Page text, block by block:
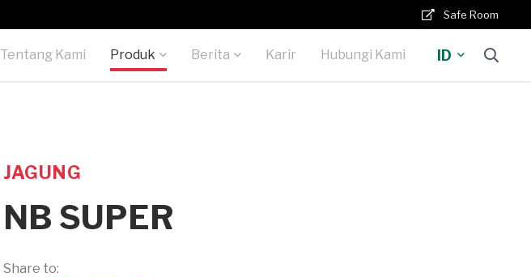
Safe Room
Tentang Kami Produk Berita Karir Hubungi Kami ID
JAGUNG
NB SUPER
Share to: